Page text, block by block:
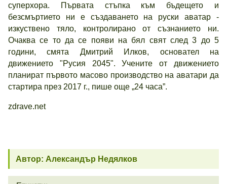
суперхора. Първата стъпка към бъдещето и
безсмъртието ни е създаването на руски аватар -
изкуствено тяло, контролирано от съзнанието ни.
Очаква се то да се появи на бял свят след 3 до 5
години, смята Дмитрий Илков, основател на
движението "Русия 2045". Учените от движението
планират първото масово производство на аватари да
стартира през 2017 г., пише още „24 часа”.
zdrave.net
Автор: Александър Недялков